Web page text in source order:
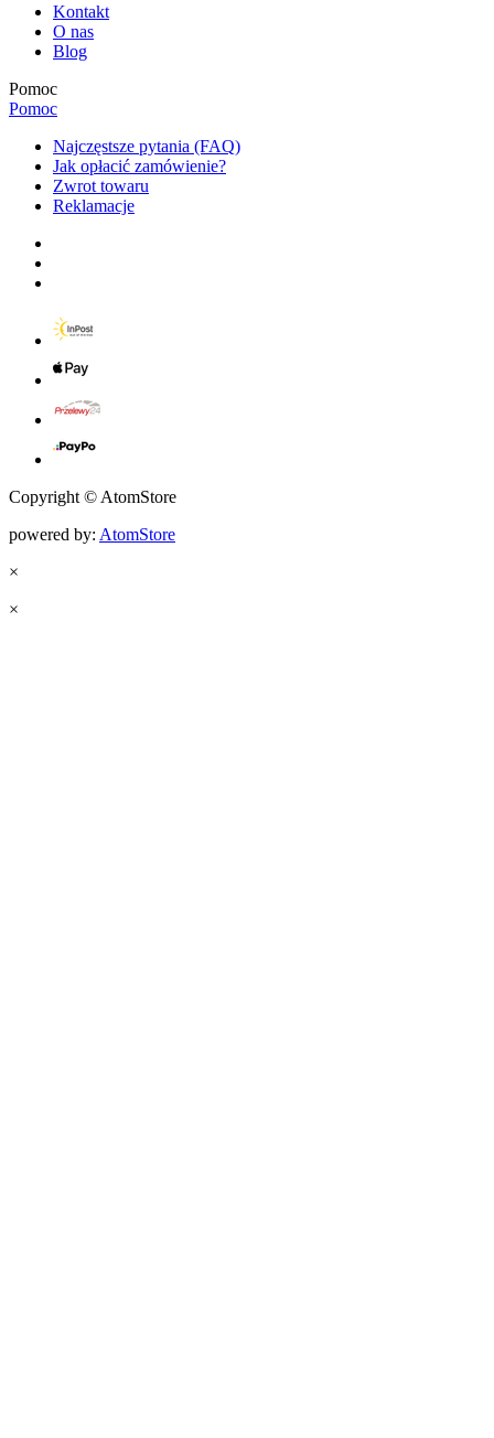
Kontakt
O nas
Blog
Pomoc
Pomoc
Najczęstsze pytania (FAQ)
Jak opłacić zamówienie?
Zwrot towaru
Reklamacje
Copyright © AtomStore
powered by: AtomStore
×
×